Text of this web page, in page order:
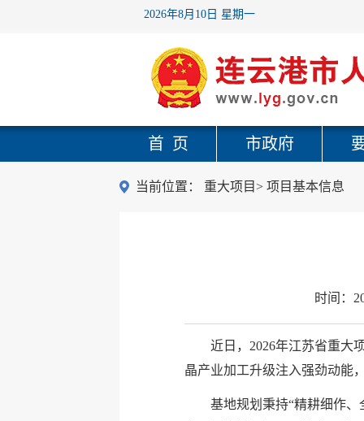
2026年8月10日 星期一
首 页 市政府
当前位置： 重大项目> 项目基本信息
时间：
近日，2026年江苏省重大
晶产业加工升级注入强劲动能
基地规划秉持“精耕细作